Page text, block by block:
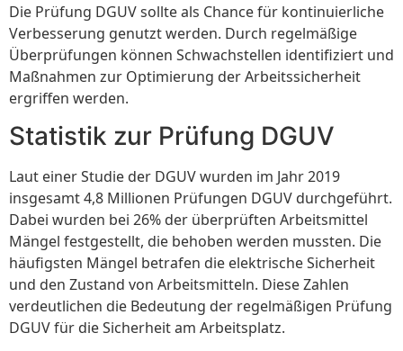
Die Prüfung DGUV sollte als Chance für kontinuierliche
Verbesserung genutzt werden. Durch regelmäßige
Überprüfungen können Schwachstellen identifiziert und
Maßnahmen zur Optimierung der Arbeitssicherheit
ergriffen werden.
Statistik zur Prüfung DGUV
Laut einer Studie der DGUV wurden im Jahr 2019
insgesamt 4,8 Millionen Prüfungen DGUV durchgeführt.
Dabei wurden bei 26% der überprüften Arbeitsmittel
Mängel festgestellt, die behoben werden mussten. Die
häufigsten Mängel betrafen die elektrische Sicherheit
und den Zustand von Arbeitsmitteln. Diese Zahlen
verdeutlichen die Bedeutung der regelmäßigen Prüfung
DGUV für die Sicherheit am Arbeitsplatz.